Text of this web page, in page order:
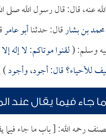
عنه، قال: قال رسول الله صلى
محمد بن بشارقال: حدثناأبو عامر
وسلم: (لقنوا موتاكم: لا إله
للأحياء؟ قال: أجود، وأجود
جاء فيما يقال عند
رحمه الله: [ باب ما جاء